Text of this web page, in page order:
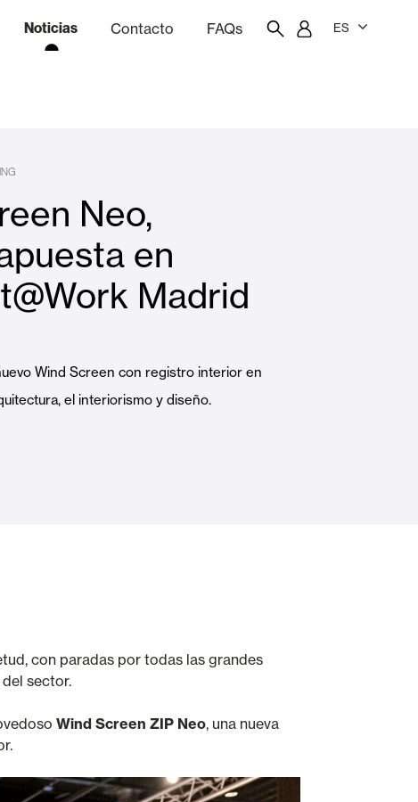
Cortinas interiores y estores
Viviendas
Noticias Contacto FAQs ES
Neo,
en
Madrid
Wind Screen con registro interior en
el interiorismo y diseño.
con paradas por todas las grandes
sector.
Wind Screen ZIP Neo, una nueva